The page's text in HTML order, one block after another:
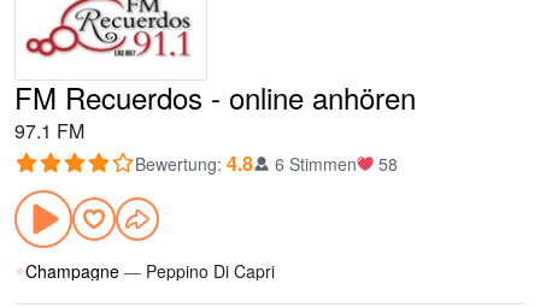
FM Recuerdos - online anhören
97.1 FM
Bewertung: 4.8 6 Stimmen 58
Champagne — Peppino Di Capri